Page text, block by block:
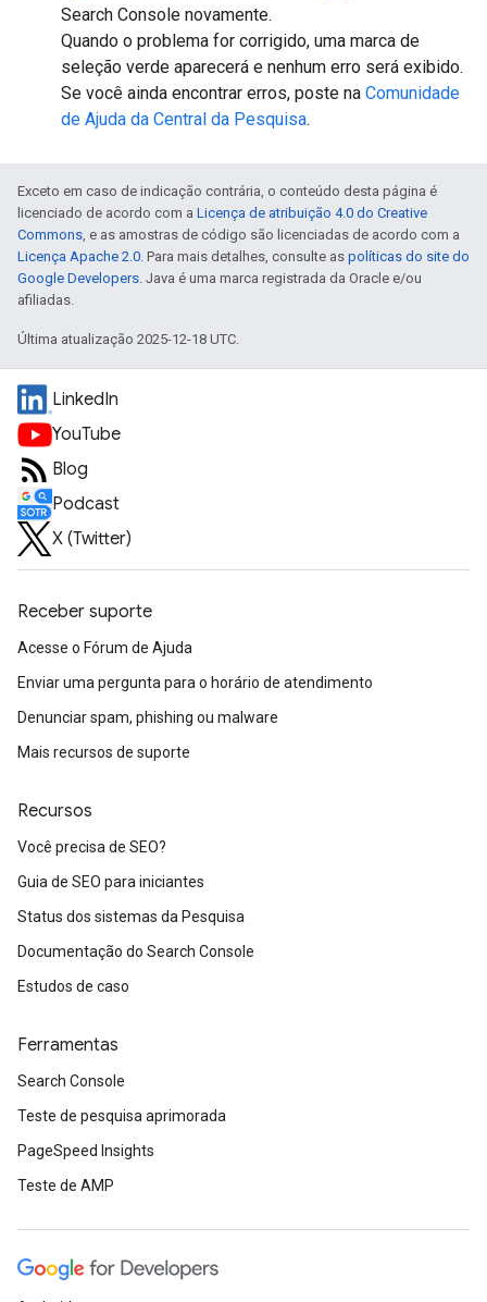
Search Console novamente.
Quando o problema for corrigido, uma marca de
seleção verde aparecerá e nenhum erro será exibido.
Se você ainda encontrar erros, poste na Comunidade
de Ajuda da Central da Pesquisa.
Exceto em caso de indicação contrária, o conteúdo desta página é
licenciado de acordo com a Licença de atribuição 4.0 do Creative
Commons, e as amostras de código são licenciadas de acordo com a
Licença Apache 2.0. Para mais detalhes, consulte as políticas do site do
Google Developers. Java é uma marca registrada da Oracle e/ou
afiliadas.
Última atualização 2025-12-18 UTC.
LinkedIn
YouTube
Blog
Podcast
X (Twitter)
Receber suporte
Acesse o Fórum de Ajuda
Enviar uma pergunta para o horário de atendimento
Denunciar spam, phishing ou malware
Mais recursos de suporte
Recursos
Você precisa de SEO?
Guia de SEO para iniciantes
Status dos sistemas da Pesquisa
Documentação do Search Console
Estudos de caso
Ferramentas
Search Console
Teste de pesquisa aprimorada
PageSpeed Insights
Teste de AMP